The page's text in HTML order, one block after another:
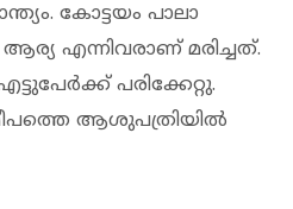
കോട്ടയം പാലാ
ആര്യ എന്നിവരാണ് മരിച്ചത്.
പരിക്കേറ്റു.
ആശുപത്രിയില്‍